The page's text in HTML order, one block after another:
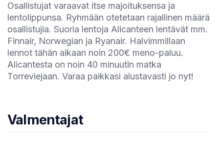
Osallistujat varaavat itse majoituksensa ja
lentolippunsa. Ryhmään otetetaan rajallinen määrä
osallistujia. Suoria lentoja Alicanteen lentävät mm.
Finnair, Norwegian ja Ryanair. Halvimmillaan
lennot tähän aikaan noin 200€ meno-paluu.
Alicantesta on noin 40 minuutin matka
Torreviejaan. Varaa paikkasi alustavasti jo nyt!
Valmentajat